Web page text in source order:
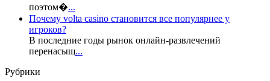
поэтом�...
Почему volta casino становится все популярнее у
игроков?
В последние годы рынок онлайн-развлечений
перенасыщ...
Рубрики